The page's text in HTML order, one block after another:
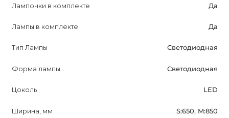
Лампочки в комплекте Да
Лампы в комплекте Да
Тип Лампы Светодиодная
Форма лампы Светодиодная
Цоколь LED
Ширина, мм S:650, M:850